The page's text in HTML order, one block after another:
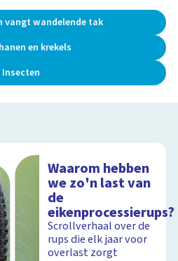
vangt wandelende tak
en krekels
Insecten
Waarom hebben
we zo'n last van
de
eikenprocessierups?
Scrollverhaal over de
rups die elk jaar voor
overlast zorgt